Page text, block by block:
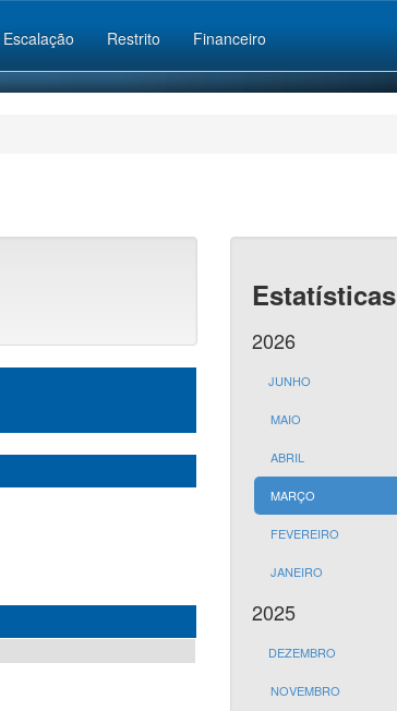
Escalação Restrito Financeiro
Estatísticas
2026
JUNHO
MAIO
ABRIL
MARÇO
FEVEREIRO
JANEIRO
2025
DEZEMBRO
NOVEMBRO